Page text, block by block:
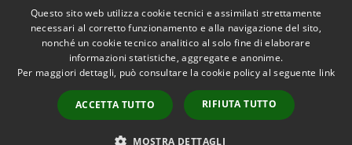
RSS
Accessibilità
Copyright © 2026 • Comune di
Municipium•
Accesso
redazione
Questo sito web utilizza cookie tecnici e assimilati strettamente
necessari al corretto funzionamento e alla navigazione del sito,
nonché un cookie tecnico analitico al solo fine di elaborare
informazioni statistiche, aggregate e anonime.
Per maggiori dettagli, può consultare la cookie policy al seguente link
ACCETTA TUTTO RIFIUTA TUTTO
MOSTRA DETTAGLI